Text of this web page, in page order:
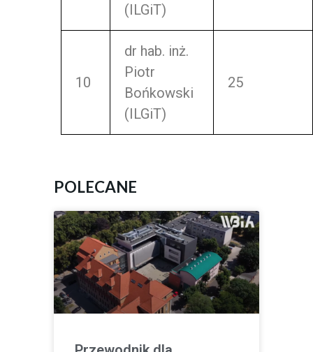
(ILGiT)
10
dr hab. inż.
Piotr
Bońkowski
(ILGiT)
25
POLECANE